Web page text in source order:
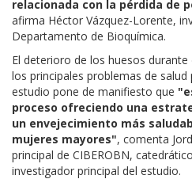
relacionada con la pérdida de
afirma Héctor Vázquez-Lorente,
Departamento de Bioquímica.
El deterioro de los huesos
los principales problemas de salud
estudio pone de manifiesto que
proceso ofreciendo una
un envejecimiento más
mujeres mayores", comenta
principal de CIBEROBN,
investigador principal del estudio.